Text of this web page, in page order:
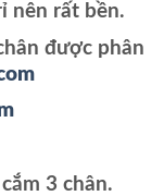
nên rất bền.
được phân
3 chân.